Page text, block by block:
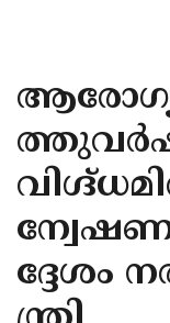
KANNUR
KASARAGOD
ദ്ദേശം